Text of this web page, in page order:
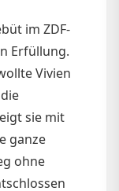
im ZDF-
Erfüllung.
Vivien
sie mit
ganze
ohne